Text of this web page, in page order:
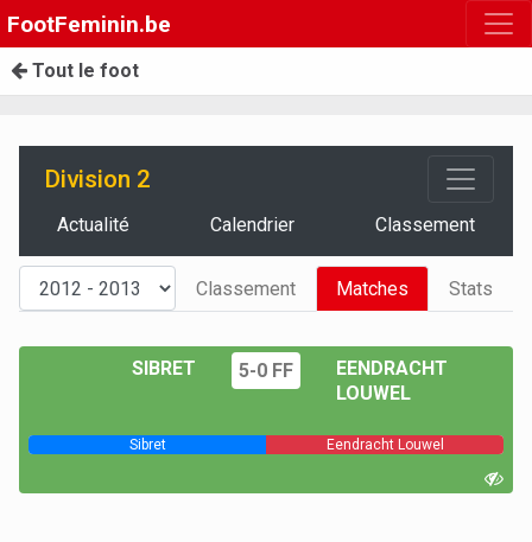
FootFeminin.be
Tout le foot
Division 2
Actualité Calendrier Classement
Classement Matches Stats
SIBRET 5-0 FF
EENDRACHT
LOUWEL
Sibret Eendracht Louwel